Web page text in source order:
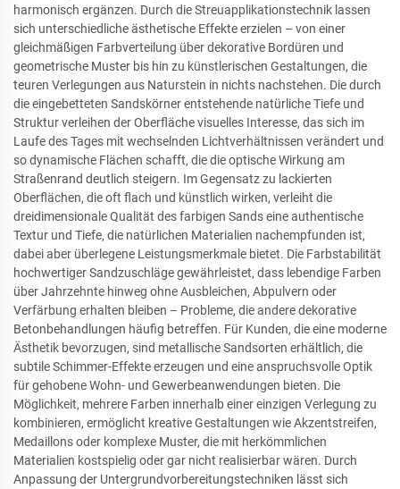
harmonisch ergänzen. Durch die Streuapplikationstechnik lassen
sich unterschiedliche ästhetische Effekte erzielen – von einer
gleichmäßigen Farbverteilung über dekorative Bordüren und
geometrische Muster bis hin zu künstlerischen Gestaltungen, die
teuren Verlegungen aus Naturstein in nichts nachstehen. Die durch
die eingebetteten Sandskörner entstehende natürliche Tiefe und
Struktur verleihen der Oberfläche visuelles Interesse, das sich im
Laufe des Tages mit wechselnden Lichtverhältnissen verändert und
so dynamische Flächen schafft, die die optische Wirkung am
Straßenrand deutlich steigern. Im Gegensatz zu lackierten
Oberflächen, die oft flach und künstlich wirken, verleiht die
dreidimensionale Qualität des farbigen Sands eine authentische
Textur und Tiefe, die natürlichen Materialien nachempfunden ist,
dabei aber überlegene Leistungsmerkmale bietet. Die Farbstabilität
hochwertiger Sandzuschläge gewährleistet, dass lebendige Farben
über Jahrzehnte hinweg ohne Ausbleichen, Abpulvern oder
Verfärbung erhalten bleiben – Probleme, die andere dekorative
Betonbehandlungen häufig betreffen. Für Kunden, die eine moderne
Ästhetik bevorzugen, sind metallische Sandsorten erhältlich, die
subtile Schimmer-Effekte erzeugen und eine anspruchsvolle Optik
für gehobene Wohn- und Gewerbeanwendungen bieten. Die
Möglichkeit, mehrere Farben innerhalb einer einzigen Verlegung zu
kombinieren, ermöglicht kreative Gestaltungen wie Akzentstreifen,
Medaillons oder komplexe Muster, die mit herkömmlichen
Materialien kostspielig oder gar nicht realisierbar wären. Durch
Anpassung der Untergrundvorbereitungstechniken lässt sich